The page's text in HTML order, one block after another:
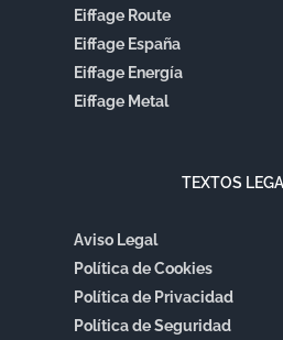
Eiffage Route
Eiffage España
Eiffage Energía
Eiffage Metal
TEXTOS
Aviso Legal
Política de Cookies
Política de Privacidad
Política de Seguridad